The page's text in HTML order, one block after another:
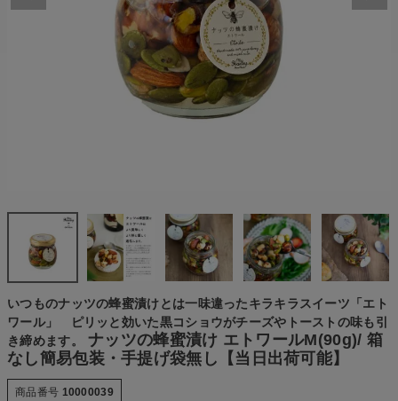
いつものナッツの蜂蜜漬けとは一味違ったキラキラスイーツ「エト
ワール」 ピリッと効いた黒コショウがチーズやトーストの味も引
き締めます。
ナッツの蜂蜜漬け エトワールM(90g)/ 箱
なし簡易包装・手提げ袋無し【当日出荷可能】
商品番号 10000039